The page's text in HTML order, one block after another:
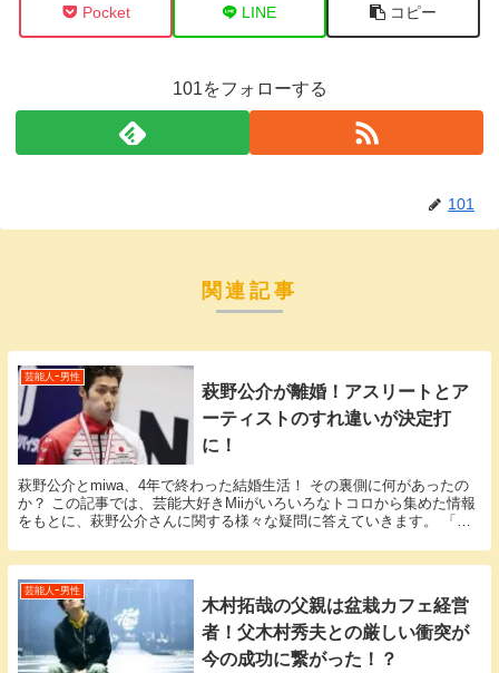
Pocket LINE コピー
101をフォローする
101
関連記事
芸能人ｰ男性
萩野公介が離婚！アスリートとア
ーティストのすれ違いが決定打
に！
萩野公介とmiwa、4年で終わった結婚生活！ その裏側に何があったの
か？ この記事では、芸能大好きMiiがいろいろなトコロから集めた情報
をもとに、萩野公介さんに関する様々な疑問に答えていきます。 「萩
芸能人ｰ男性
木村拓哉の父親は盆栽カフェ経営
者！父木村秀夫との厳しい衝突が
今の成功に繋がった！？